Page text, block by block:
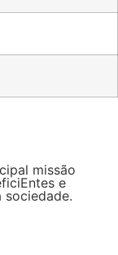
missão
e
sociedade.